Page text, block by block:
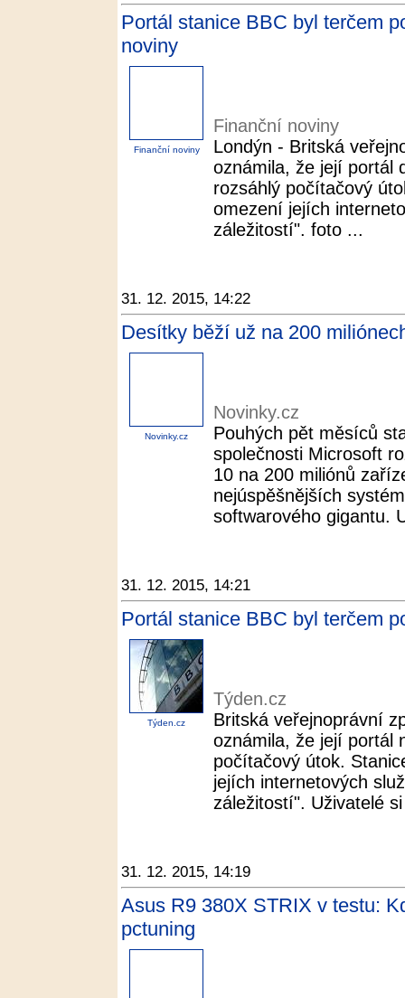
Portál stanice BBC byl terčem
noviny
Finanční noviny
Finanční noviny
Londýn - Britská
oznámila, že její portál
rozsáhlý počítačový
omezení jejích
záležitostí". foto ...
31. 12. 2015, 14:22
Desítky běží už na 200
Novinky.cz
Novinky.cz
Pouhých pět měsíců
společnosti Microsoft
10 na 200 miliónů
nejúspěšnějších
softwarového gigantu.
31. 12. 2015, 14:21
Portál stanice BBC byl terčem
Týden.cz
Týden.cz
Britská veřejnoprávní
oznámila, že její portál
počítačový útok.
jejích internetových
záležitostí". Uživatelé
31. 12. 2015, 14:19
Asus R9 380X STRIX v testu:
pctuning